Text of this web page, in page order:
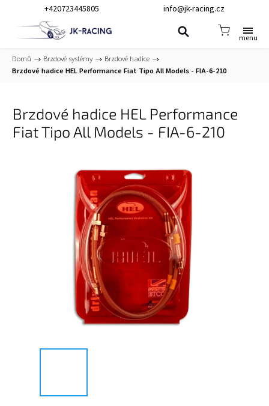
+420723445805 info@jk-racing.cz
Domů / Brzdové systémy / Brzdové hadice /
Brzdové hadice HEL Performance Fiat Tipo All Models - FIA-6-210
Brzdové hadice HEL Performance
Fiat Tipo All Models - FIA-6-210